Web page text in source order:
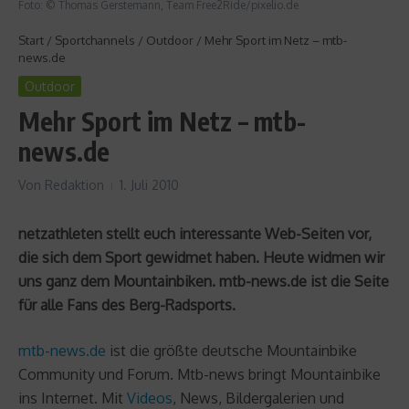
Foto: © Thomas Gerstemann, Team Free2Ride/pixelio.de
Start / Sportchannels / Outdoor / Mehr Sport im Netz – mtb-
news.de
Outdoor
Mehr Sport im Netz – mtb-
news.de
Von Redaktion 1. Juli 2010
netzathleten stellt euch interessante Web-Seiten vor,
die sich dem Sport gewidmet haben. Heute widmen wir
uns ganz dem Mountainbiken. mtb-news.de ist die Seite
für alle Fans des Berg-Radsports.
mtb-news.de ist die größte deutsche Mountainbike
Community und Forum. Mtb-news bringt Mountainbike
ins Internet. Mit Videos, News, Bildergalerien und